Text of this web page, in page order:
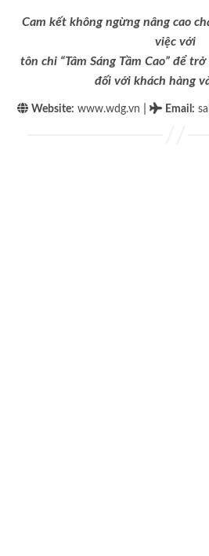
Cam kết không ngừng nâng cao
việc với
tôn chỉ “Tâm Sáng Tầm Cao” để
đối với khách hàng
Website: www.wdg.vn Email :